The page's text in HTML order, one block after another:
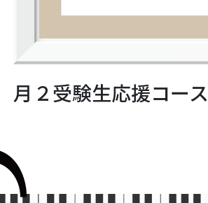
月２受験生応援コース